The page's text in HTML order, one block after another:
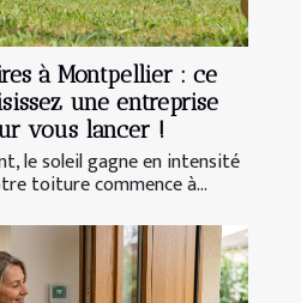
à Montpellier : ce
une entreprise
vous lancer !
le soleil gagne en intensité
toiture commence à...